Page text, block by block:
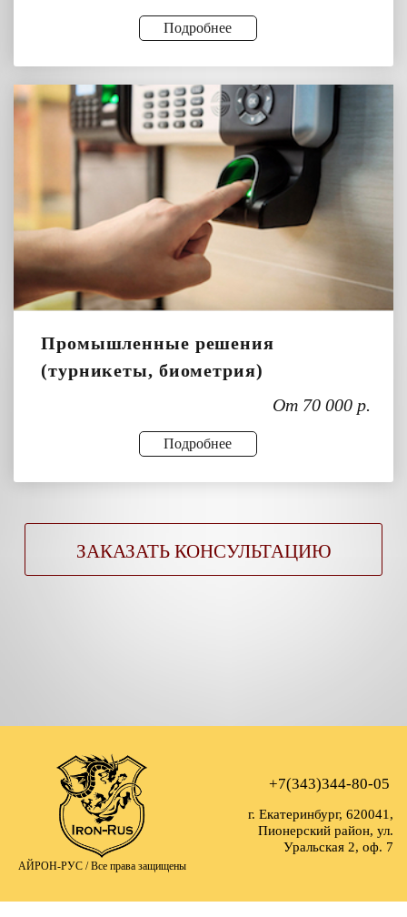
Подробнее
Промышленные решения
(турникеты, биометрия)
От 70 000 р.
Подробнее
ЗАКАЗАТЬ КОНСУЛЬТАЦИЮ
АЙРОН-РУС /Все права защищены
+7(343)344-80-05
г. Екатеринбург, 620041,
Пионерский район, ул.
Уральская 2, оф. 7